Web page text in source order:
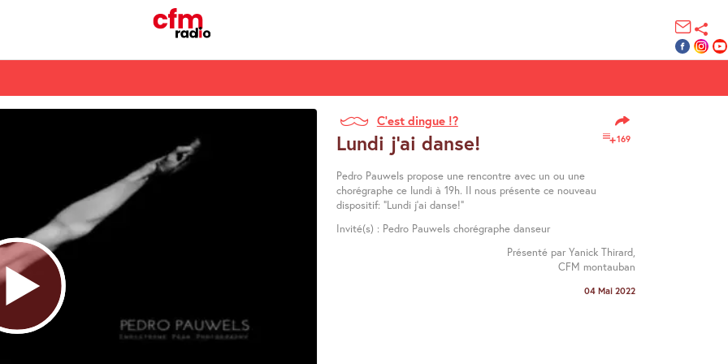
C’est dingue !?
169
Lundi j’ai danse!
Pedro Pauwels propose une rencontre avec un ou une
chorégraphe ce lundi à 19h. Il nous présente ce nouveau
dispositif: "Lundi j’ai danse!"
Invité(s) : Pedro Pauwels chorégraphe danseur
Présenté par Yanick Thirard,
CFM montauban
04 Mai 2022